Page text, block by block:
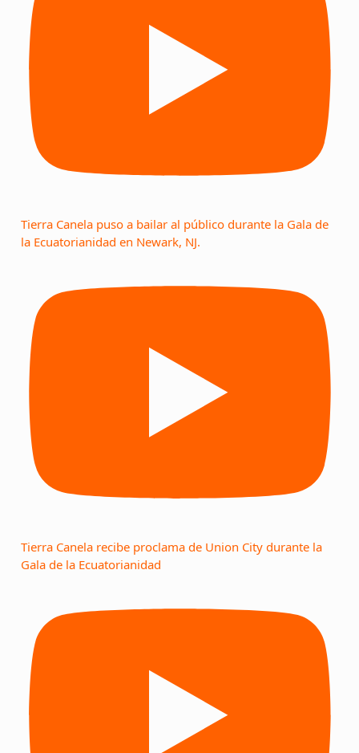
Tierra Canela puso a bailar al público durante la Gala de
la Ecuatorianidad en Newark, NJ.
Tierra Canela recibe proclama de Union City durante la
Gala de la Ecuatorianidad